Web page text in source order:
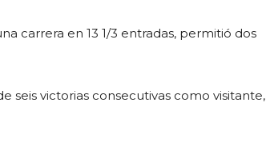
carrera en 13 1/3 entradas, permitió dos
seis victorias consecutivas como visitante,